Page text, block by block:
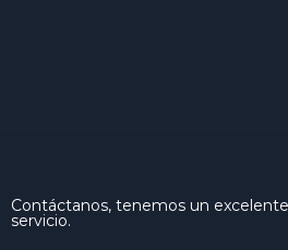
Contáctanos, tenemos un
servicio.